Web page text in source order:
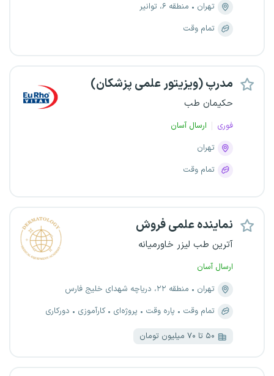
تهران
منطقه ۶، توانیر
تمام وقت
مدرپ (ویزیتور علمی پزشکان)
حکیمان طب
فوری
ارسال آسان
تهران
تمام وقت
نماینده علمی فروش
آترین طب لیزر خاورمیانه
ارسال آسان
تهران
منطقه ۲۲، دریاچه شهدای خلیج فارس
تمام وقت
پاره وقت پروژه‌ای کارآموزی دورکاری
۵۰ تا ۷۰ میلیون تومان